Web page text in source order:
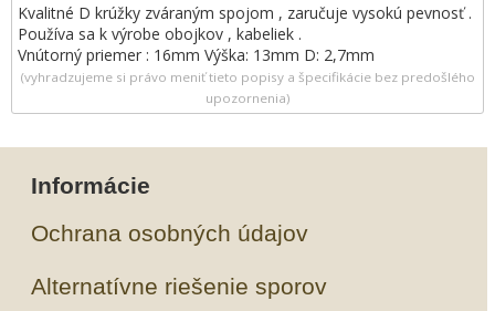
Kvalitné D krúžky zváraným spojom , zaručuje vysokú pevnosť .
Používa sa k výrobe obojkov , kabeliek .
Vnútorný priemer : 16mm Výška: 13mm D: 2,7mm
(vyhradzujeme si právo meniť tieto popisy a špecifikácie bez predošlého
upozornenia)
Informácie
Ochrana osobných údajov
Alternatívne riešenie sporov